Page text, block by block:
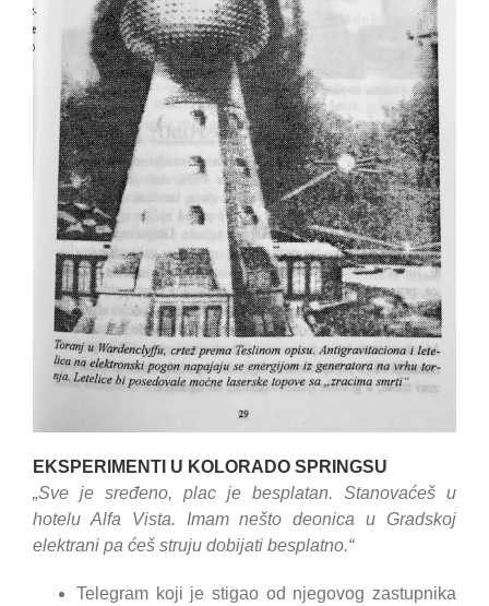
EKSPERIMENTI U KOLORADO SPRINGSU
„Sve je sređeno, plac je besplatan. Stanovaćeš u
hotelu Alfa Vista. Imam nešto deonica u Gradskoj
elektrani pa ćeš struju dobijati besplatno.“
Telegram koji je stigao od njegovog zastupnika